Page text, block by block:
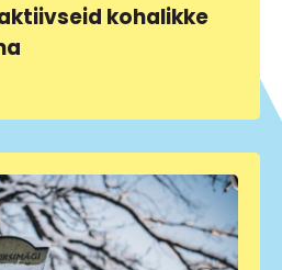
kohalikke